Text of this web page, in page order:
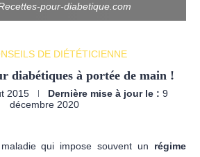
pour-diabetique.com
DE DIÉTÉTICIENNE
diabétiques à portée de main !
2015 Dernière mise à jour le : 9
décembre 2020
qui impose souvent un régime